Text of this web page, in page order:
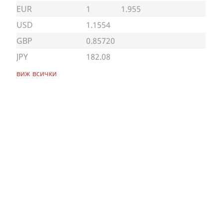
EUR 1
1.955
USD
1.1554
GBP
0.85720
JPY
182.08
виж всички